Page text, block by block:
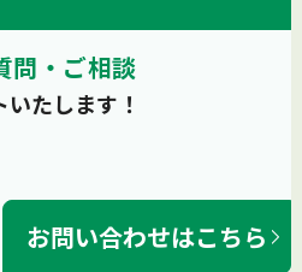
問・ご相談
たします！
お問い合わせはこちら